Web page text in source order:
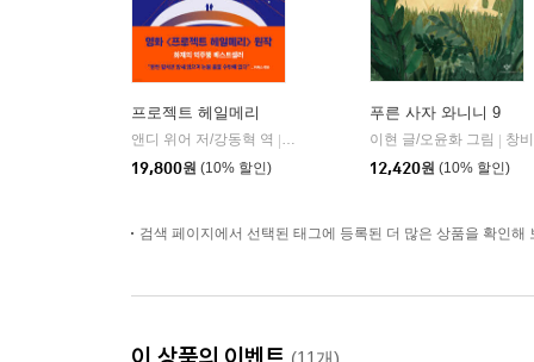
프로젝트 헤일메리
앤디 위어 저/강동혁 역
알에이치코리아(RHK)
19,800원 (10% 할인)
푸른 사자 와니니 9
이현 글/오윤화 그림
창비
12,420원 (10% 할인)
검색 페이지에서 선택된 태그에 등록된 더 많은 상품을 확인해